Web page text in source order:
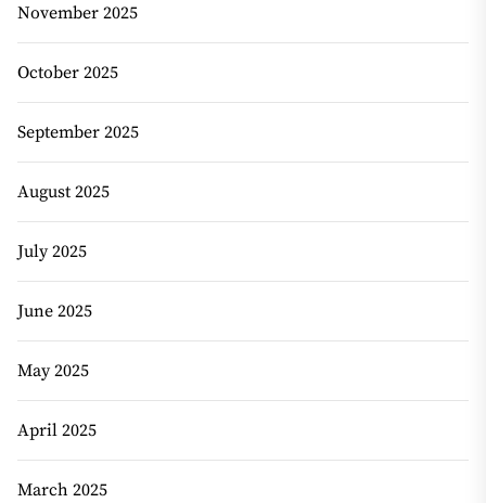
November 2025
October 2025
September 2025
August 2025
July 2025
June 2025
May 2025
April 2025
March 2025